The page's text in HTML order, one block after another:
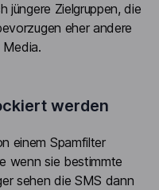
jüngere Zielgruppen, die
eher andere
werden
einem Spamfilter
wenn sie bestimmte
sehen die SMS dann